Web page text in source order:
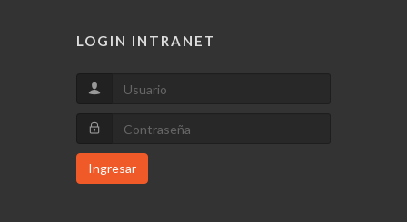
LOGIN INTRANET
Ingresar